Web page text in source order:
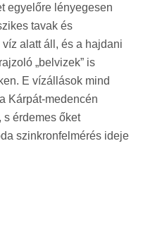
egyelőre lényegesen
tavak és
alatt áll, és a hajdani
„belvizek” is
E vízállások mind
Kárpát-medencén
s érdemes őket
szinkronfelmérés ideje